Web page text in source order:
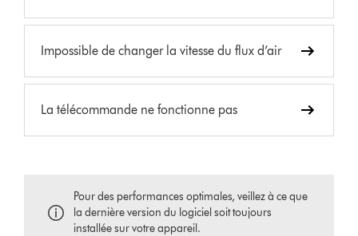
Impossible de changer la vitesse du flux d’air
La télécommande ne fonctionne pas
Pour des performances optimales, veillez à ce que
la dernière version du logiciel soit toujours
installée sur votre appareil.